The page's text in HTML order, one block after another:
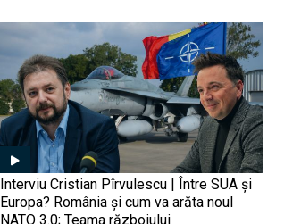
Israeliene (IDF) l-au
eliminat pe comandantul
batalionului "Western Khan
Yunis" al Hamas, Madhat
Mubasher (Video)
Ce arme ar putea utiliza
forțele israeliene pentru o
campanie terestră în
Gaza? Sistemul FIRE
WEAVER schimbă modul în
care o ţintă poate fi
atacată
Interviu Cristian Pîrvulescu | Între SUA și
Europa? România și cum va arăta noul
NATO 3.0; Teama războiului